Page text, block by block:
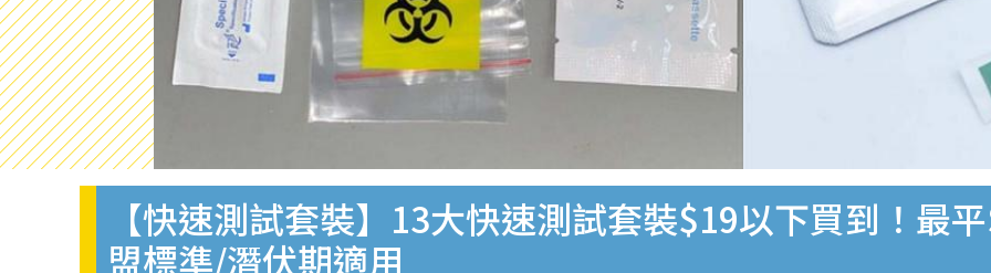
【快速測試套裝】13大快速測試套裝$19以下買到！最
盟標準/潛伏期適用